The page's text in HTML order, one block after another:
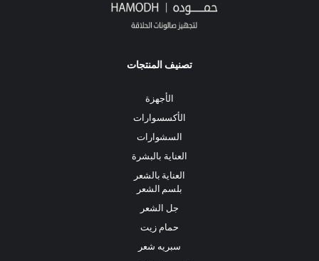
تصنيف المنتجات
الأجهزة
الأكسسوارات
السشوارات
العناية بالبشرة
العناية بالشعر
بلسم الشعر
جل الشعر
حمام زيت
سبريه شعر